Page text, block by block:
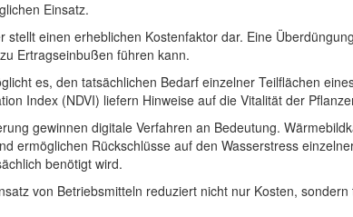
Einsatz.
stellt einen erheblichen Kostenfaktor dar. Eine
Ertragseinbußen führen kann.
es, den tatsächlichen Bedarf einzelner Teilflächen
Index (NDVI) liefern Hinweise auf die Vitalität der
gewinnen digitale Verfahren an Bedeutung.
ermöglichen Rückschlüsse auf den Wasserstress
benötigt wird.
von Betriebsmitteln reduziert nicht nur Kosten,